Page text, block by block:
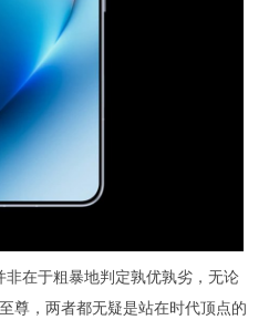
非在于粗暴地判定孰优孰劣，无论
尊，两者都无疑是站在时代顶点的